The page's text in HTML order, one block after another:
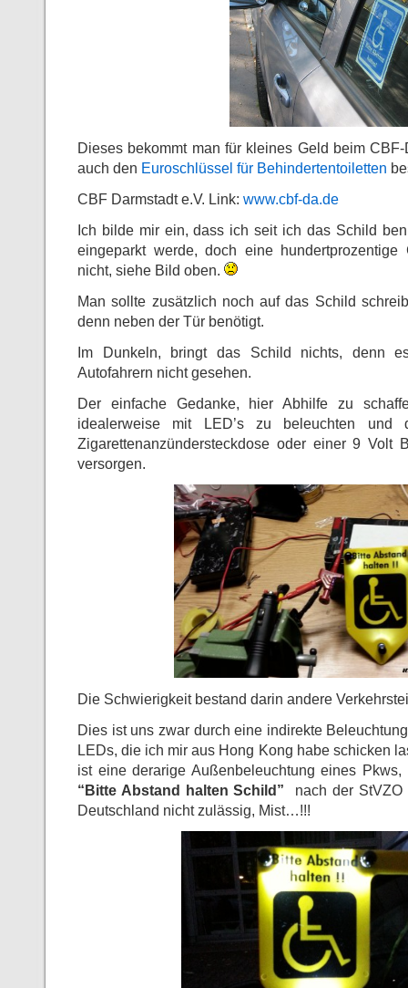
Dieses bekommt man für kleines Geld beim
auch den Euroschlüssel für Behindertentoiletten
CBF Darmstadt e.V. Link: www.cbf-da.de
Ich bilde mir ein, dass ich seit ich das Schild
eingeparkt werde, doch eine
nicht, siehe Bild oben.
Man sollte zusätzlich noch auf das Schild
denn neben der Tür benötigt.
Im Dunkeln, bringt das Schild nichts, denn
Autofahrern nicht gesehen.
Der einfache Gedanke, hier Abhilfe zu
idealerweise mit LED’s zu beleuchten
Zigarettenanzündersteckdose oder einer 9 Volt
versorgen.
Die Schwierigkeit bestand darin andere
Dies ist uns zwar durch eine indirekte
LEDs, die ich mir aus Hong Kong habe schicken
ist eine derarige Außenbeleuchtung eines
“Bitte Abstand halten Schild” nach der StVZO
Deutschland nicht zulässig, Mist…!!!